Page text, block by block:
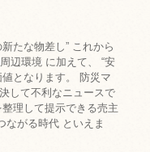
たな物差し” これから
辺環境 に加えて、 “安
となります。 防災マ
して不利なニュースで
理して提示できる売主
ながる時代 といえま